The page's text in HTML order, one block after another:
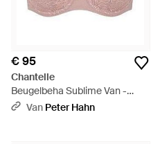
€ 95
Chantelle
Beugelbeha Sublime Van -
RozeVan Peter Hahn